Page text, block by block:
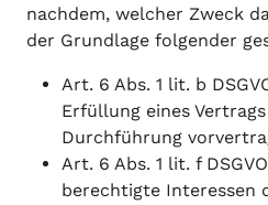
nachdem, welcher Zweck
der Grundlage folgender
Art. 6 Abs. 1 lit. b
Erfüllung eines
Durchführung
Art. 6 Abs. 1 lit. f
berechtigte Interessen